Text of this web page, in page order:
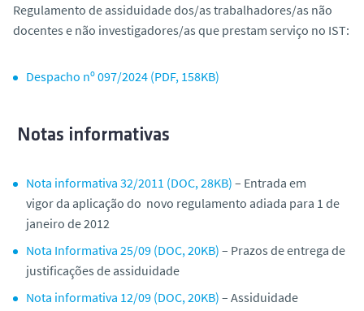
Regulamento de assiduidade dos/as trabalhadores/as não
docentes e não investigadores/as que prestam serviço no IST:
Despacho nº 097/2024 (PDF, 158KB)
Notas informativas
Nota informativa 32/2011 (DOC, 28KB) – Entrada em
vigor da aplicação do novo regulamento adiada para 1 de
janeiro de 2012
Nota Informativa 25/09 (DOC, 20KB) – Prazos de entrega de
justificações de assiduidade
Nota informativa 12/09 (DOC, 20KB) – Assiduidade